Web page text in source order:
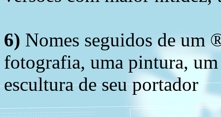
6) Nomes seguidos de um
fotografia, uma pintura,
escultura de seu portador